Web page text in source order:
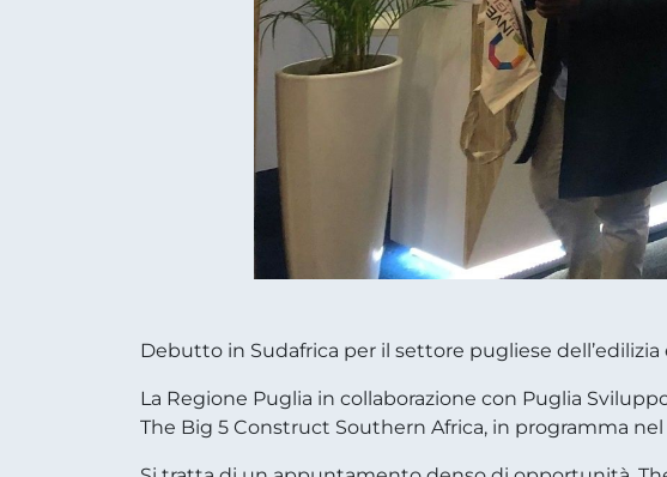
Debutto in Sudafrica per il settore pugliese
La Regione Puglia in collaborazione con Puglia
The Big 5 Construct Southern Africa, in programma